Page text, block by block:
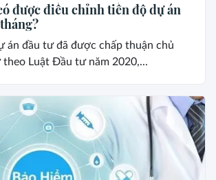
được điều chỉnh tiến độ dự án
án đầu tư đã được chấp thuận chủ
Luật Đầu tư năm 2020,...